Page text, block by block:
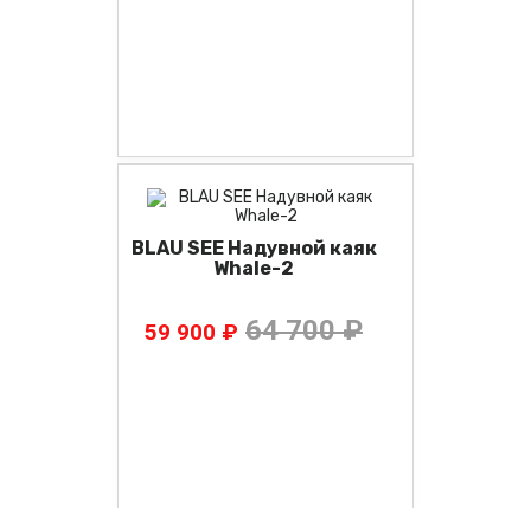
BLAU SEE Надувной каяк
Whale-2
59 900 ₽ 64 700 ₽